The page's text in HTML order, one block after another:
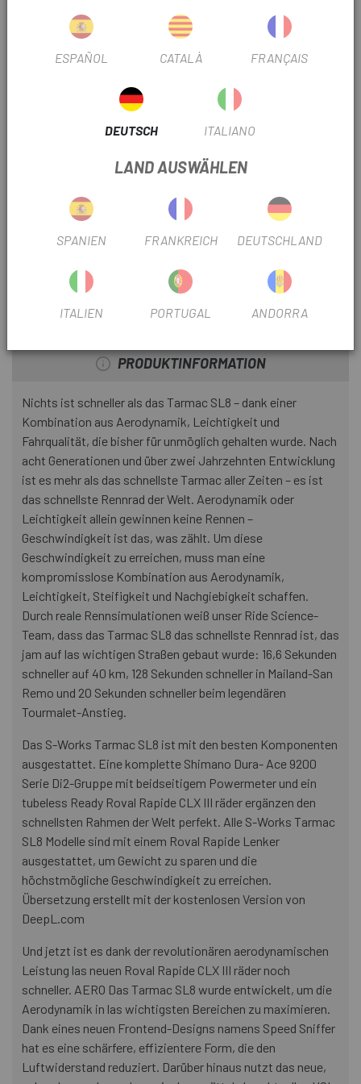
NR. RITZEL
Elektronik
ABDECKUNGSTYP Schlauchlos
BREITE DER BUCHSE
12x100mm
POTENTIOMETERTYP Pleuelstange
PRODUKTINFORMATION
Nichts ist schneller als das Tarmac SL8 – dank einer
Kombination aus Aerodynamik, Leichtigkeit und
Fahrqualität, die bisher für unmöglich gehalten wurde. Nach
acht Generationen und über zwei Jahrzehnten Entwicklung
ist es mehr als das schnellste Tarmac aller Zeiten – es ist
das schnellste Rennrad der Welt. Aerodynamik oder
Leichtigkeit allein gewinnen keine Rennen –
Geschwindigkeit ist das, was zählt. Um diese
Geschwindigkeit zu erreichen, muss man eine
kompromisslose Kombination aus Aerodynamik,
Leichtigkeit, Steifigkeit und Nachgiebigkeit schaffen.
Durch reale Rennsimulationen weiß unser Ride Science-
Team, dass das Tarmac SL8 das schnellste Rennrad ist, das
jam auf las wichtigen Straßen gebaut wurde: 16,6 Sekunden
schneller auf 40 km, 128 Sekunden schneller in Mailand-San
Remo und 20 Sekunden schneller beim legendären
Tourmalet-Anstieg.
Das S-Works Tarmac SL8 ist mit den besten Komponenten
ausgestattet. Eine komplette Shimano Dura- Ace 9200
Serie Di2-Gruppe mit beidseitigem Powermeter und ein
tubeless Ready Roval Rapide CLX III räder ergänzen den
schnellsten Rahmen der Welt perfekt. Alle S-Works Tarmac
SL8 Modelle sind mit einem Roval Rapide Lenker
ausgestattet, um Gewicht zu sparen und die
höchstmögliche Geschwindigkeit zu erreichen.
Übersetzung erstellt mit der kostenlosen Version von
DeepL.com
Und jetzt ist es dank der revolutionären aerodynamischen
Leistung las neuen Roval Rapide CLX III räder noch
schneller. AERO Das Tarmac SL8 wurde entwickelt, um die
Aerodynamik in las wichtigsten Bereichen zu maximieren.
Dank eines neuen Frontend-Designs namens Speed Sniffer
hat es eine schärfere, effizientere Form, die den
Luftwiderstand reduziert. Darüber hinaus nutzt das neue,
ESPAÑOL CATALÀ FRANÇAIS
DEUTSCH ITALIANO
LAND AUSWÄHLEN
SPANIEN FRANKREICH DEUTSCHLAND
ITALIEN PORTUGAL ANDORRA